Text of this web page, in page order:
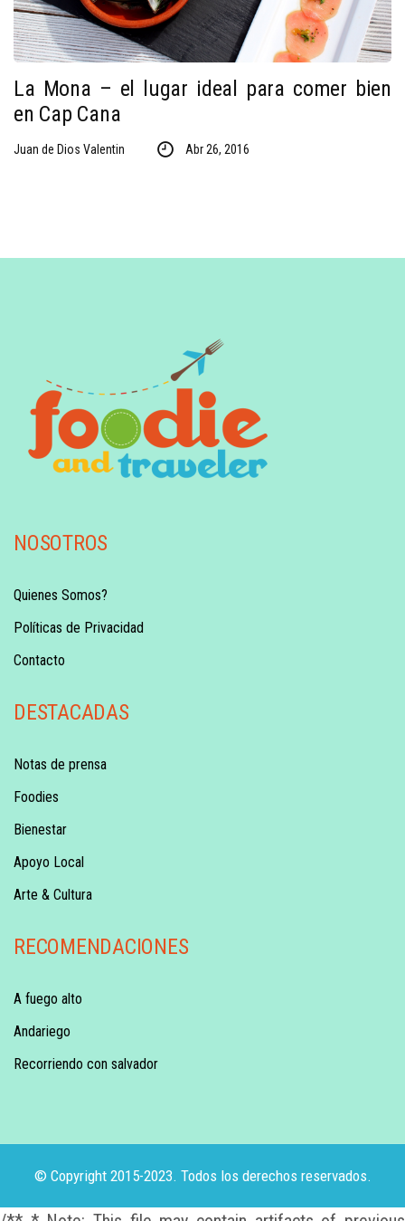
La Mona – el lugar ideal para comer bien
en Cap Cana
Juan de Dios Valentin Abr 26, 2016
NOSOTROS
Quienes Somos?
Políticas de Privacidad
Contacto
DESTACADAS
Notas de prensa
Foodies
Bienestar
Apoyo Local
Arte & Cultura
RECOMENDACIONES
A fuego alto
Andariego
Recorriendo con salvador
© Copyright 2015-2023. Todos los derechos reservados.